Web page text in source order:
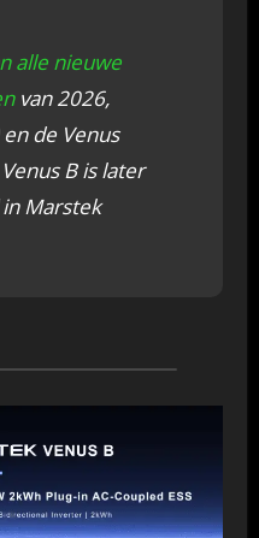
alle nieuwe
van 2026,
de Venus
B is later
Marstek